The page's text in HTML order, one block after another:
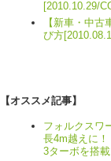
[2010.10.29/
【新車・中
び方
【オススメ記事】
フォルクスワ
長4m越えに
3ターボを搭載